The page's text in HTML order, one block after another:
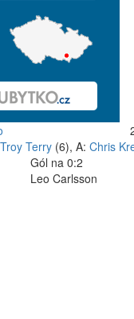
Troy Terry (6), A: Chris
Gól na 0:2
Leo Carlsson